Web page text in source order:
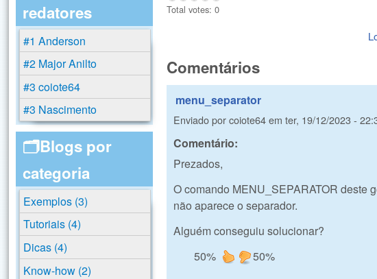
Total votes: 0
Comentários
menu_separator
Enviado porcoiote64emter, 19/12/2023 -
Comentário:
Prezados,
O comando MENU_SEPARATOR deste
não aparece o separador.
Alguém conseguiu solucionar?
50%
50%
redatores
#1 Anderson
#2 Major Anilto
#3 coiote64
#3 Nascimento
🗂️Blogs por
categoria
Exemplos (3)
Tutoriais (4)
Dicas (4)
Know-how (2)